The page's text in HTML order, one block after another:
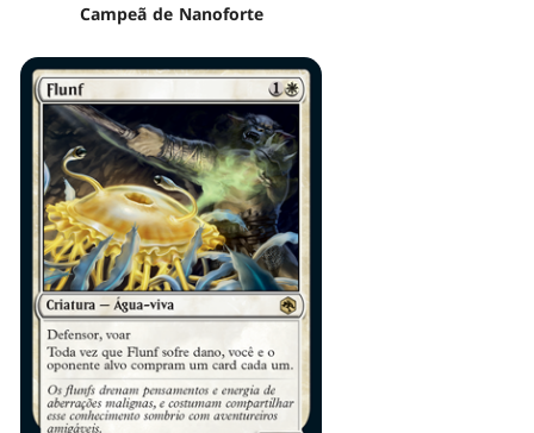
Campeã de Nanoforte